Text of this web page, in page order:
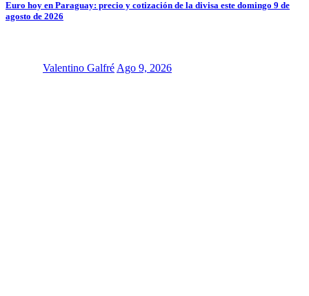
Euro hoy en Paraguay: precio y cotización de la divisa este domingo 9 de
agosto de 2026
Valentino Galfré Ago 9, 2026